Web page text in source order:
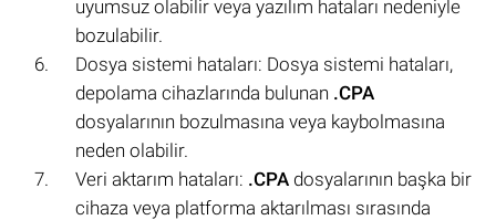
uyumsuz olabilir veya yazılım hataları nedeniyle
bozulabilir.
Dosya sistemi hataları: Dosya sistemi hataları,
depolama cihazlarında bulunan .CPA
dosyalarının bozulmasına veya kaybolmasına
neden olabilir.
Veri aktarım hataları: .CPA dosyalarının başka bir
cihaza veya platforma aktarılması sırasında